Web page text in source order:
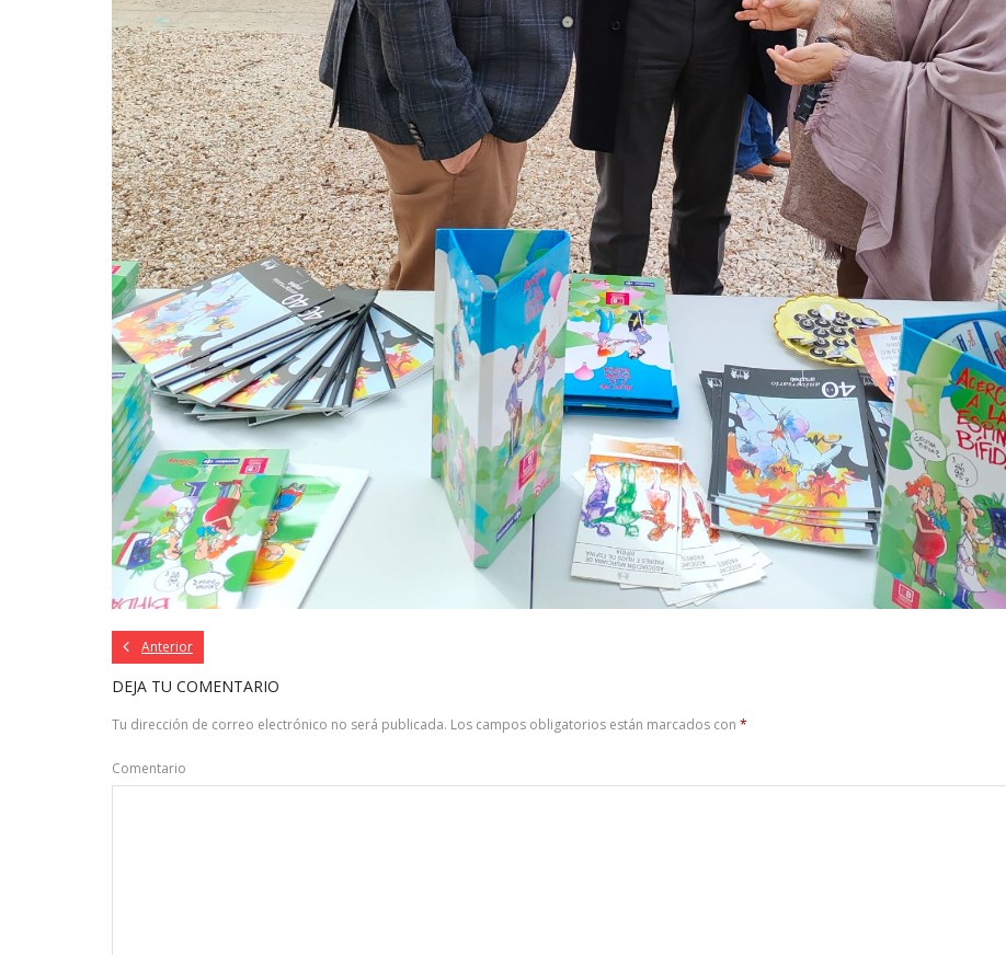
Anterior
DEJA TU COMENTARIO
Tu dirección de correo electrónico no será publicada. Los campos obligatorios están marcados con *
Comentario